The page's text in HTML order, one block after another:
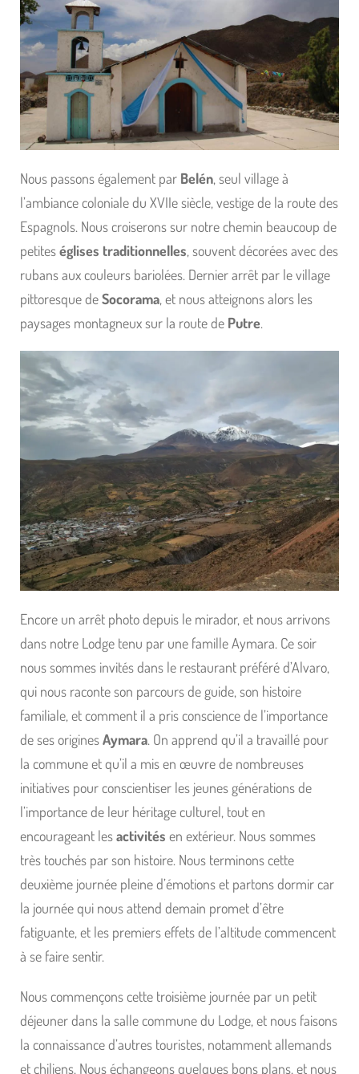
Nous passons également par Belén, seul village à
l’ambiance coloniale du XVIIe siècle, vestige de la route des
Espagnols. Nous croiserons sur notre chemin beaucoup de
petiteséglises traditionnelles, souvent décorées avec des
rubans aux couleurs bariolées. Dernier arrêt par le village
pittoresque deSocorama, et nous atteignons alors les
paysages montagneux sur la route de Putre.
Encore un arrêt photo depuis le mirador, et nous arrivons
dans notre Lodge tenu par une famille Aymara. Ce soir
nous sommes invités dans le restaurant préféré d’Alvaro,
qui nous raconte son parcours de guide, son histoire
familiale, et comment il a pris conscience de l’importance
de ses originesAymara. On apprend qu’il a travaillé pour
la commune et qu’il a mis en œuvre de nombreuses
initiatives pour conscientiser les jeunes générations de
l’importance de leur héritage culturel, tout en
encourageant lesactivités en extérieur. Nous sommes
très touchés par son histoire. Nous terminons cette
deuxième journée pleine d’émotions et partons dormir car
la journée qui nous attend demain promet d’être
fatiguante, et les premiers effets de l’altitude commencent
à se faire sentir.
Nous commençons cette troisième journée par un petit
déjeuner dans la salle commune du Lodge, et nous faisons
la connaissance d’autres touristes, notamment allemands
et chiliens. Nous échangeons quelques bons plans, et nous